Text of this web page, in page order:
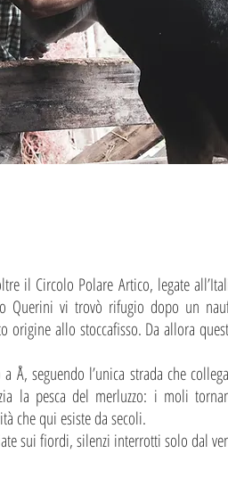
il Circolo Polare Artico, legate
Querini vi trovò rifugio dopo un
origine allo stoccafisso. Da allora
Å, seguendo l’unica strada che
la pesca del merluzzo: i moli
che qui esiste da secoli.
sui fiordi, silenzi interrotti solo dal